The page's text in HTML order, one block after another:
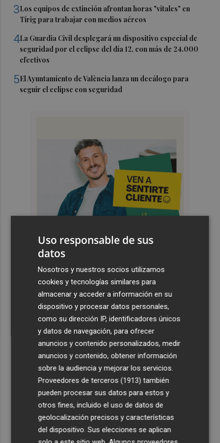
3Los equipos de extinción afrontan horas "vitales" en
Tírig para trabajar con medios aéreos
4La Guardia Civil desplegará un dispositivo especial de
seguridad por el eclipse del día 12, con más de 24.000
efectivos
5El Ayuntamiento de València lanza un decálogo para
seguir el eclipse con seguridad
Uso responsable de sus
datos
Nosotros y nuestros socios utilizamos
cookies y tecnologías similares para
almacenar y acceder a información en su
dispositivo y procesar datos personales,
como su dirección IP, identificadores únicos
y datos de navegación, para ofrecer
anuncios y contenido personalizados, medir
anuncios y contenido, obtener información
sobre la audiencia y mejorar los servicios.
Proveedores de terceros (1913) también
pueden procesar sus datos para estos y
otros fines, incluido el uso de datos de
geolocalización precisos y características
del dispositivo. Sus elecciones se aplican